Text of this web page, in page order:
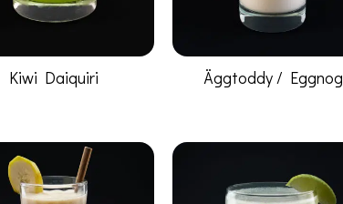
Kiwi Daiquiri Äggtoddy / Eggnog